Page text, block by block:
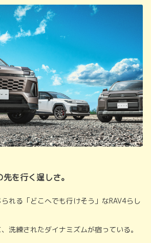
を行く逞しさ。
れる「どこへでも行けそう」なRAV4らし
洗練されたダイナミズムが宿っている。